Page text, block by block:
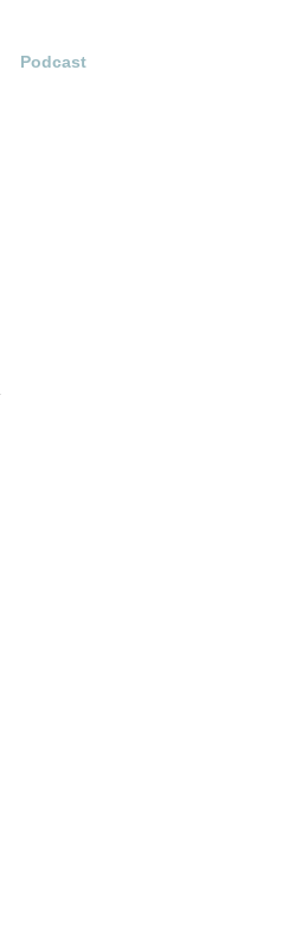
Podcast